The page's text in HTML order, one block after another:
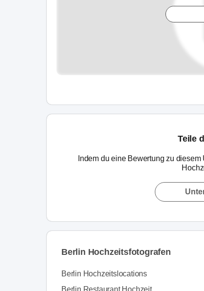
Teile
Indem du eine Bewertung zu
Berlin Hochzeitsfotografen
Berlin Hochzeitslocations
Berlin Restaurant Hochzeit